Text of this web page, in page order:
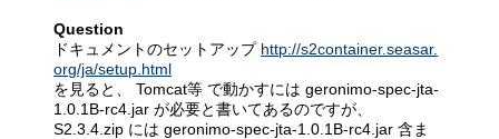
Question
ドキュメントのセットアップ http://s2container.seasar.
org/ja/setup.html
を見ると、 Tomcat等 で動かすには geronimo-spec-jta-
1.0.1B-rc4.jar が必要と書いてあるのですが、
S2.3.4.zip には geronimo-spec-jta-1.0.1B-rc4.jar 含ま